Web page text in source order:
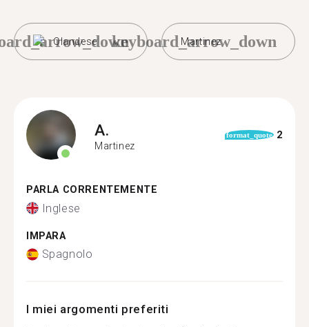
Olandese Martinez
keyboard_arrow_down
A.
Martinez
format_quote 2
PARLA CORRENTEMENTE
Inglese
IMPARA
Spagnolo
I miei argomenti preferiti